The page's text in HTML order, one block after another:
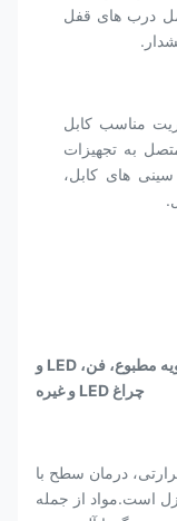
درب های قفل
مناسب کابل
به تجهیزات
های کابل،
2. کابینت مخابراتی IP55 در فضای باز، با تهویه مطبوع، فن، LED و
چراغ LED و غیره
حرارتی، درمان سطح با
است.مواد از جمله